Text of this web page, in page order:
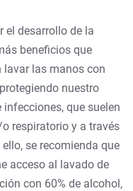
el desarrollo de la
beneficios que
lavar las manos con
nuestro
que suelen
respiratorio y a través
se recomienda que
acceso al lavado de
con 60% de alcohol,